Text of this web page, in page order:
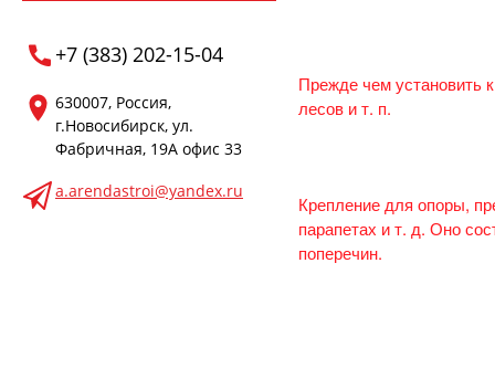
+7 (383) 202-15-04
630007, Россия,
г.Новосибирск, ул.
Фабричная, 19А офис 33
a.arendastroi@yandex.ru
Прежде чем установить
лесов и т. п.
Крепление для опоры,
парапетах и т. д. Оно
поперечин.